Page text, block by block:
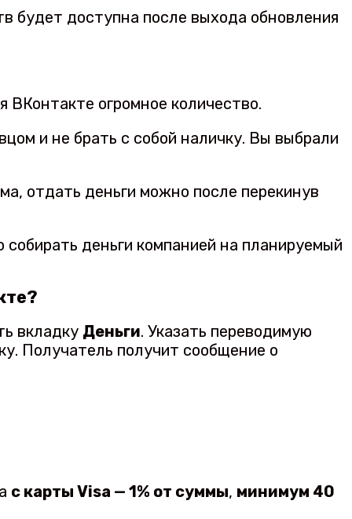
будет доступна после выхода обновления
ВКонтакте огромное количество.
и не брать с собой наличку. Вы выбрали
отдать деньги можно после перекинув
деньги компанией на планируемый
вкладку Деньги. Указать переводимую
Получатель получит сообщение о
с карты Visa — 1% от суммы, минимум 40